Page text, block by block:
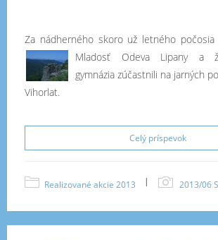
Za nádherného skoro už letného počosia
Mladosť Odeva Lipany a
gymnázia zúčastnili na jarných
Vihorlat.
Celý príspevok
Realizované akcie 2013 | 2013/06